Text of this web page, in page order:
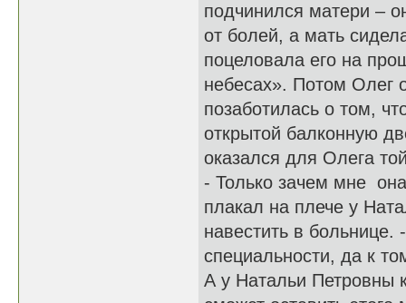
подчинился матери –
от болей, а мать
поцеловала его на
небесах». Потом Олег
позаботилась о том,
открытой балконную
оказался для Олега
- Только зачем мне
плакал на плече у
навестить в
специальности, да к
А у Натальи Петровны